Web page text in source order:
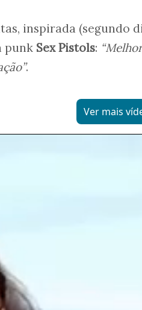
inspirada (segundo
punk Sex Pistols: “Melhor
.
Ver mais